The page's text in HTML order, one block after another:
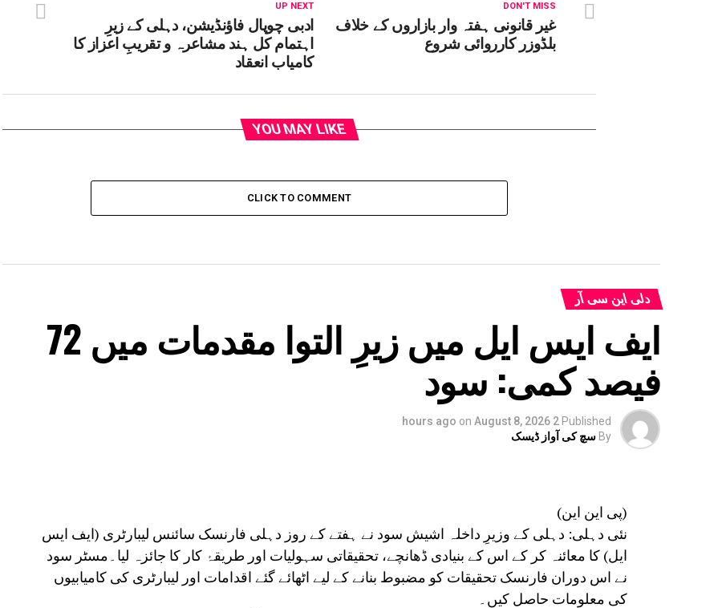
UP NEXT
ادبی چوپال فاؤنڈیشن، دہلی کے زیرِ
اہتمام کل ہند مشاعرہ و تقریبِ اعزاز کا
کامیاب انعقاد
DON'T MISS
غیر قانونی ہفتہ وار بازاروں کے خلاف
بلڈوزر کارروائی شروع
YOU MAY LIKE
CLICK TO COMMENT
دلی این سی آر
ایف ایس ایل میں زیرِ التوا مقدمات میں 72
فیصد کمی: سود
Published
2 hours ago
on August 8, 2026
By سچ کی آواز ڈیسک
(پی این این)
نئی دہلی: دہلی کے وزیرِ داخلہ اشیش سود نے ہفتے کے روز دہلی فارنسک سائنس لیبارٹری (ایف ایس
ایل) کا معائنہ کر کے اس کے بنیادی ڈھانچے، تحقیقاتی سہولیات اور طریقۂ کار کا جائزہ لیا۔مسٹر سود
نے اس دوران فارنسک تحقیقات کو مضبوط بنانے کے لیے اٹھائے گئے اقدامات اور لیبارٹری کی کامیابیوں
کی معلومات حاصل کیں۔